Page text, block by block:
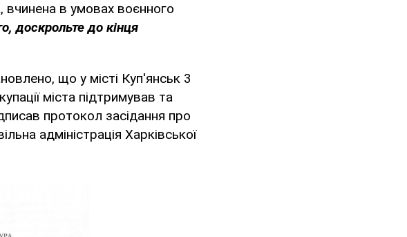
вчинена в умовах воєнного
доскрольте до кінця
що у місті Куп'янськ 3
міста підтримував та
протокол засідання про
адміністрація Харківської